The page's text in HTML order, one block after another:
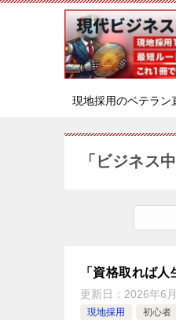
現地採用のベテラン
「ビジネス
「資格取れば
更新日： 2026年6
現地採用 初心者